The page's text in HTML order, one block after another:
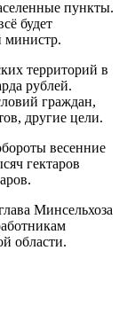
пункты.
будет
министр.
территорий в
рублей.
граждан,
другие цели.
весенние
гектаров
Минсельхоза
области.